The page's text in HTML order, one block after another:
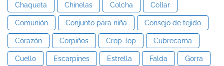
Chaqueta Chinelas Colcha Collar
Comunión Conjunto para niña Consejo de tejido
Corazón Corpiños Crop Top Cubrecama
Cuello Escarpines Estrella Falda Gorra